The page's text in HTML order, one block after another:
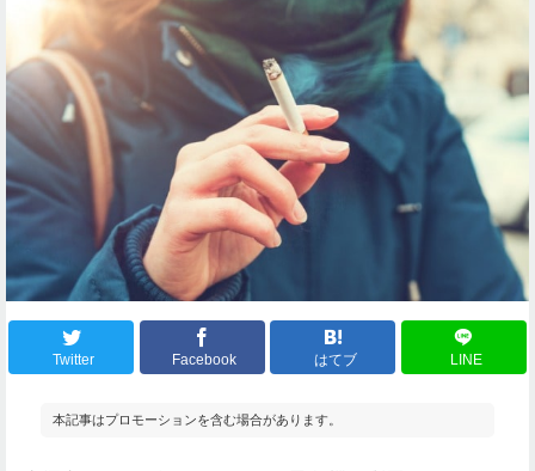
Twitter Facebook はてブ LINE
本記事はプロモーションを含む場合があります。